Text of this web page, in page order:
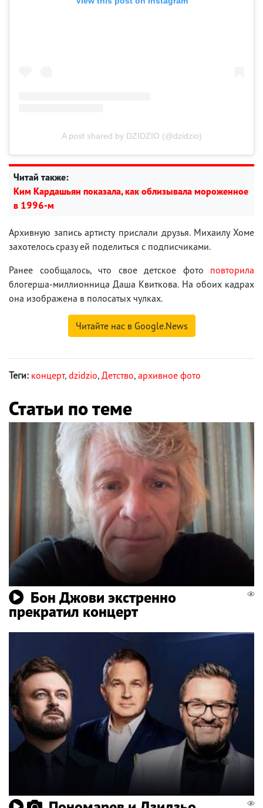
A post shared by DZIDZIO (@dzidzio)
Читай также:
Ким Кардашьян показала, как облизывала мороженное
в 1996-м
Архивную запись артисту прислали друзья. Михаилу Хоме
захотелось сразу ей поделиться с подписчиками.
Ранее сообщалось, что свое детское фото повторила
блогерша-миллионница Даша Квиткова. На обоих кадрах
она изображена в полосатых чулках.
Читайте нас в Google.News
Теги: концерт, dzidzio, Детство, архивное фото
Статьи по теме
Бон Джови экстренно
прекратил концерт